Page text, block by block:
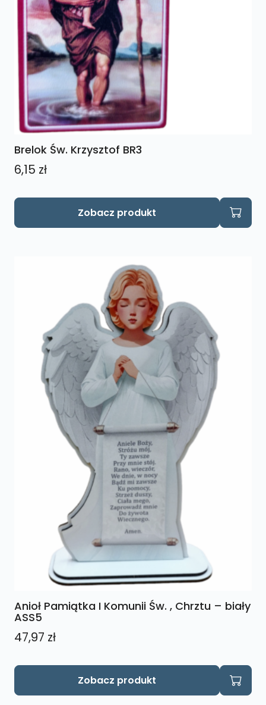
Brelok Św. Krzysztof BR3
6,15 zł
Zobacz produkt
Anioł Pamiątka I Komunii Św. , Chrztu – biały
ASS5
47,97 zł
Zobacz produkt